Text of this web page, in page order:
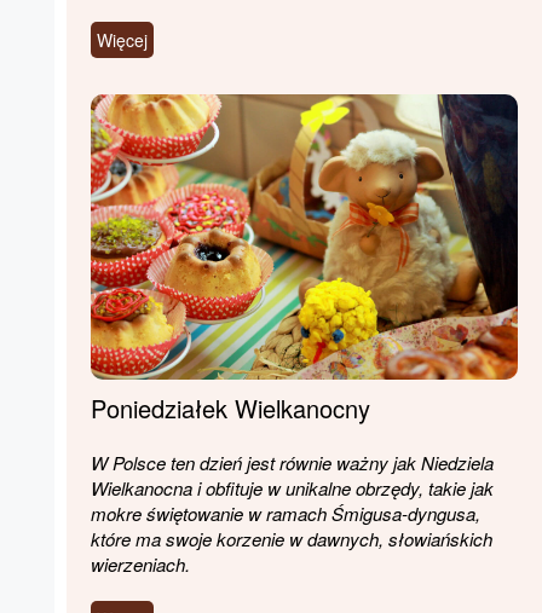
Więcej
Poniedziałek Wielkanocny
W Polsce ten dzień jest równie ważny jak Niedziela
Wielkanocna i obfituje w unikalne obrzędy, takie jak
mokre świętowanie w ramach Śmigusa-dyngusa,
które ma swoje korzenie w dawnych, słowiańskich
wierzeniach.